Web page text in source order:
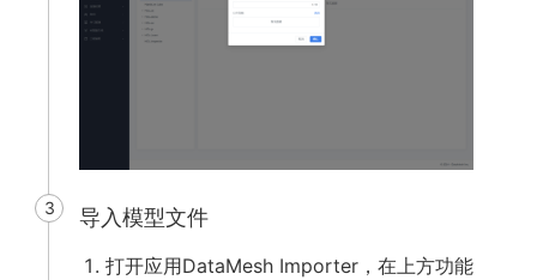
3 导入模型文件
打开应用DataMesh Importer，在上方功能